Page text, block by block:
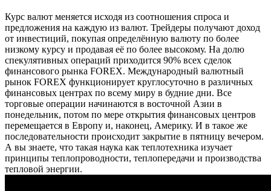
Курс валют меняется исходя из соотношения спроса и
предложения на каждую из валют. Трейдеры получают доход
от инвестиций, покупая определённую валюту по более
низкому курсу и продавая её по более высокому. На долю
спекулятивных операций приходится 90% всех сделок
финансового рынка FOREX. Международный валютный
рынок FOREX функционирует круглосуточно в различных
финансовых центрах по всему миру в будние дни. Все
торговые операции начинаются в восточной Азии в
понедельник, потом по мере открытия финансовых центров
перемещается в Европу и, наконец, Америку. И в такое же
последовательности происходит закрытие в пятницу вечером.
А вы знаете, что такая наука как теплотехника изучает
принципы теплопроводности, теплопередачи и производства
тепловой энергии.